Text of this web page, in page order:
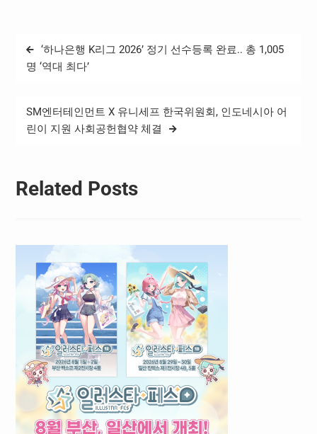
할 예정이다. 올해 수상작들
은 문피아에서 선공개된 이
글
탐
‘하나은행 K리그 2026’ 정기 선수등록 완료.. 총 1,005
명 ‘역대 최다’
SM엔터테인먼트 X 유니세프 한국위원회, 인도네시아 어
린이 지원 사회공헌협약 체결
Related Posts